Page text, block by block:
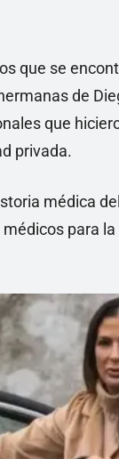
que se
de
que
privada.
médica
para